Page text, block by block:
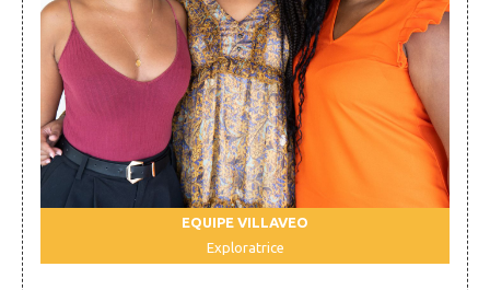
EQUIPE VILLAVEO
Exploratrice